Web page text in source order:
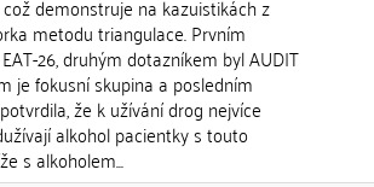
demonstruje na kazuistikách z
metodu triangulace. Prvním
26, druhým dotazníkem byl AUDIT
je fokusní skupina a posledním
že k užívání drog nejvíce
alkohol pacientky s touto
s alkoholem...